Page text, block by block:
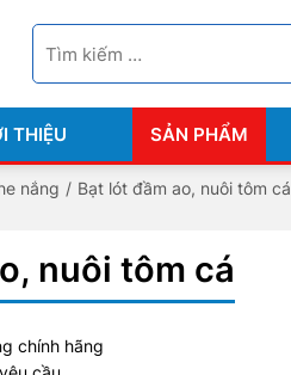
THIỆU SẢN PHẨM
nắng / Bạt lót đầm ao, nuôi tôm cá
nuôi tôm cá
chính hãng